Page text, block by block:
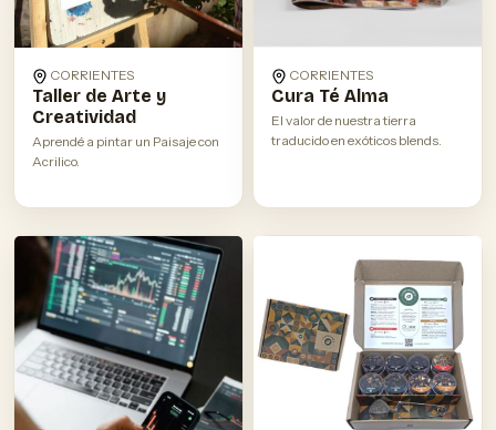
CORRIENTES
Taller de Arte y
Creatividad
Aprendé a pintar un Paisaje con
Acrilico.
CORRIENTES
Cura Té Alma
El valor de nuestra tierra
traducido en exóticos blends.